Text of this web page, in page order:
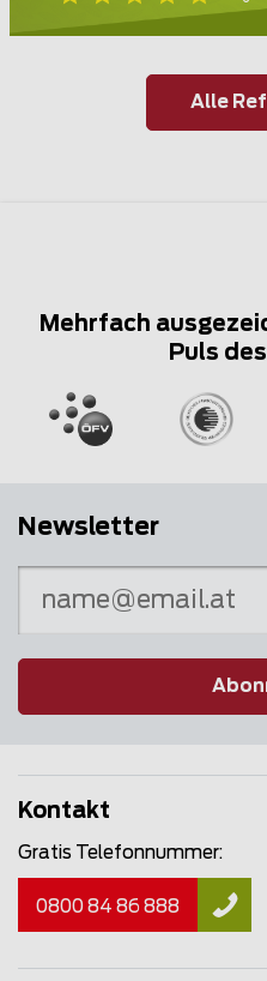
Alle
Mehrfach
Puls
Newsletter
Kontakt
Gratis Telefonnummer:
0800 84 86 888